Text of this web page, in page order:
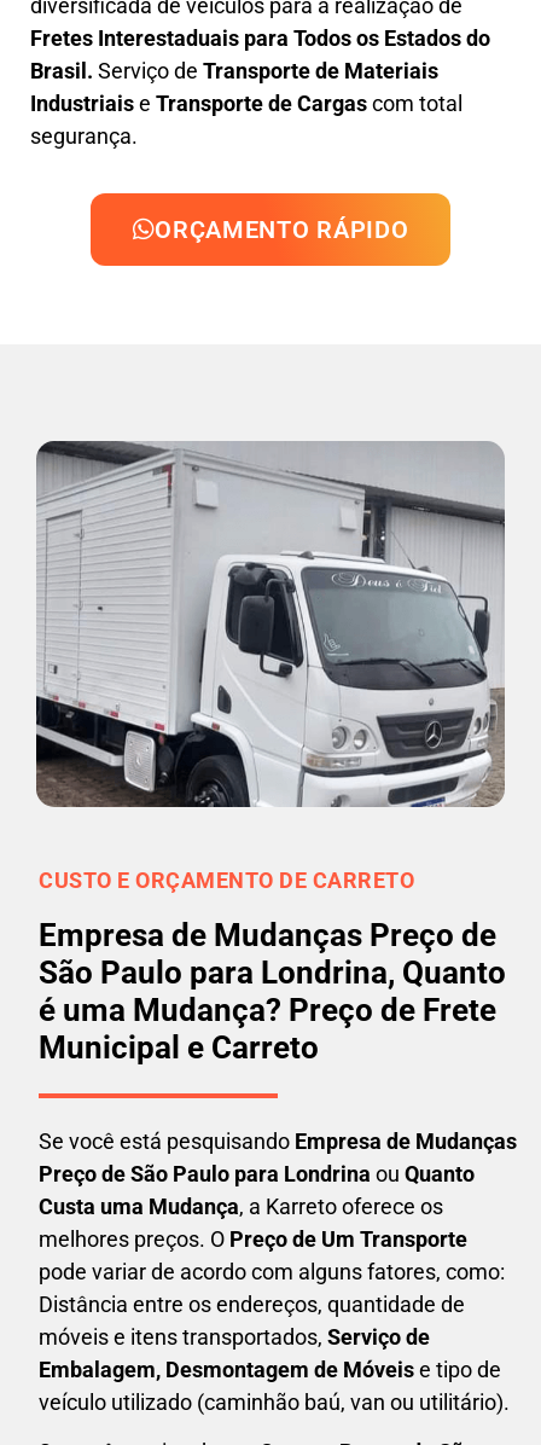
Fretes Interestaduais para Todos os Estados do
Brasil. Serviço de Transporte de Materiais
Industriaise Transporte de Cargascom total
segurança.
ORÇAMENTO RÁPIDO
CUSTO E ORÇAMENTO DE CARRETO
Empresa de Mudanças Preço de
São Paulo para Londrina, Quanto
é uma Mudança? Preço de Frete
Municipal e Carreto
Se você está pesquisando Empresa de Mudanças
Preço de São Paulo para Londrina ou Quanto
Custa uma Mudança, a Karreto oferece os
melhores preços. O Preço de Um Transporte
pode variar de acordo com alguns fatores, como:
Distância entre os endereços, quantidade de
móveis e itens transportados, Serviço de
Embalagem, Desmontagem de Móveise tipo de
veículo utilizado (caminhão baú, van ou utilitário).